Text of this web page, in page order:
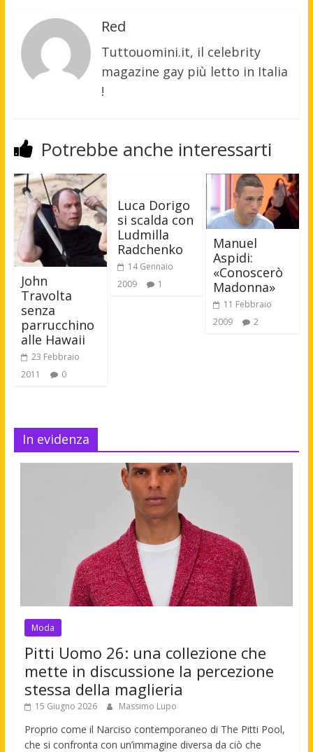
Red
Tuttouomini.it, il celebrity
magazine gay più letto in Italia
!
Potrebbe anche interessarti
John
Travolta
senza
parrucchino
alle Hawaii
23 Febbraio
2011
0
Luca Dorigo
si scalda con
Ludmilla
Radchenko
14 Gennaio
2009
1
Manuel
Aspidi:
«Conoscerò
Madonna»
11 Febbraio
2009
2
In evidenza
Moda
Pitti Uomo 26: una collezione che
mette in discussione la percezione
stessa della maglieria
15 Giugno 2026 Massimo Lupo
Proprio come il Narciso contemporaneo di The Pitti Pool,
che si confronta con un’immagine diversa da ciò che